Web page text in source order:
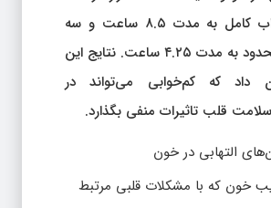
سه شب خواب کامل به مدت ۸.۵ ساعت و سه
شب خواب محدود به مدت ۴.۲۵ ساعت. نتایج این
داد که کم‌خوابی می‌تواند در
قلب تاثیرات منفی بگذارد.
التهابی در خون
خون که با مشکلات قلبی مرتبط